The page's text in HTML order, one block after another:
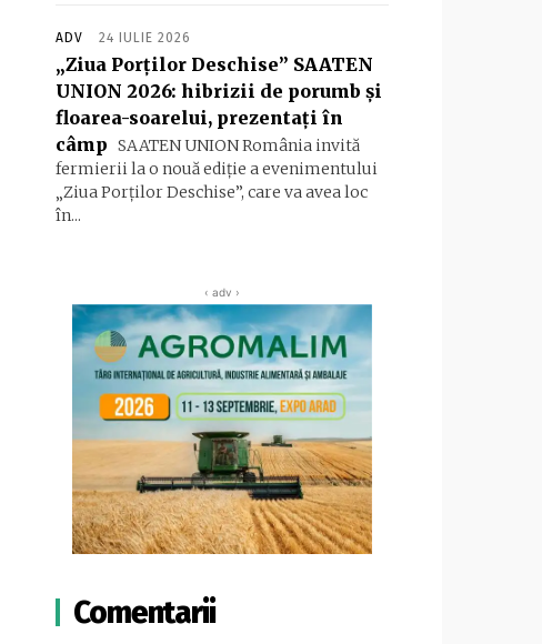
ADV 24 IULIE 2026
„Ziua Porților Deschise” SAATEN
UNION 2026: hibrizii de porumb și
floarea-soarelui, prezentați în
câmp SAATEN UNION România invită
fermierii la o nouă ediție a evenimentului
„Ziua Porților Deschise”, care va avea loc
în...
‹ adv ›
Comentarii